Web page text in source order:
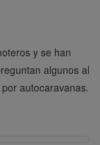
y se han
algunos al
autocaravanas.